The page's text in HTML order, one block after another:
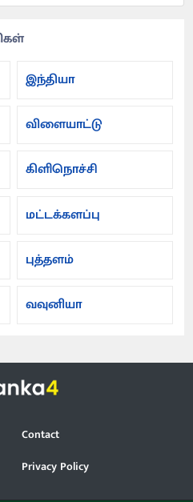
இந்தியா
விளையாட்டு
கிளிநொச்சி
மட்டக்களப்பு
புத்தளம்
வவுனியா
Contact
Privacy Policy